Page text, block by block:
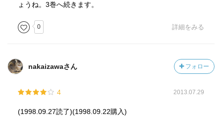
ょうね。3巻へ続きます。
0 詳細をみる
nakaizawaさん フォロー
4 2013.07.29
(1998.09.27読了)(1998.09.22購入)